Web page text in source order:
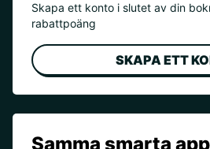
Skapa ett konto i slutet av din
rabattpoäng
SKAPA ETT
Samma smarta